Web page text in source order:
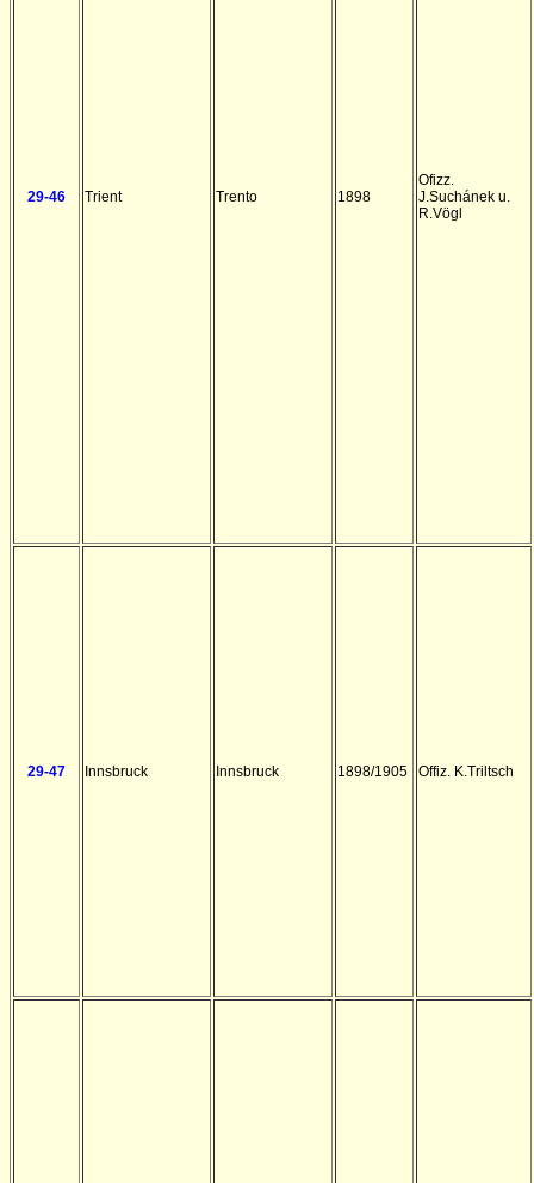
29-46 Trient Trento 1898
Ofizz.
J.Suchánek u.
R.Vögl
29-47 Innsbruck Innsbruck 1898/1905 Offiz. K.Triltsch